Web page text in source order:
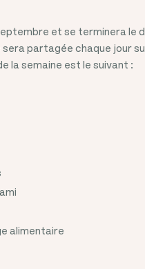
et se terminera le
partagée chaque jour
la semaine est le suivant :
alimentaire